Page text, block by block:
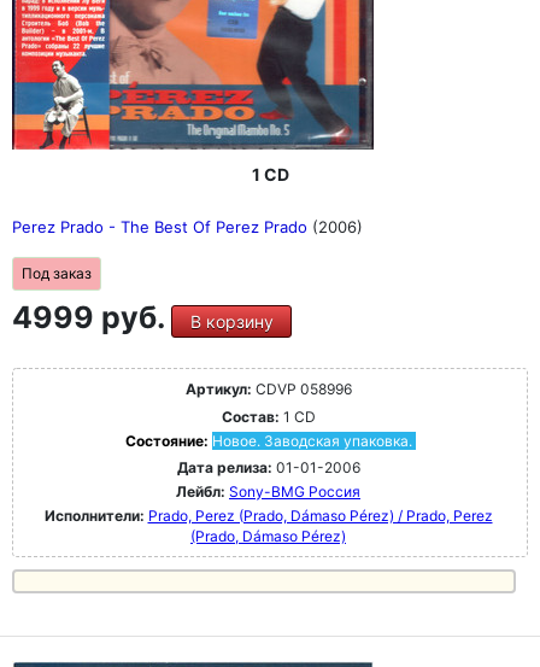
1 CD
Perez Prado - The Best Of Perez Prado (2006)
Под заказ
4999 руб. В корзину
Артикул: CDVP 058996
Состав: 1 CD
Состояние: Новое. Заводская упаковка.
Дата релиза: 01-01-2006
Лейбл: Sony-BMG Россия
Исполнители: Prado, Perez (Prado, Dámaso Pérez) / Prado, Perez
(Prado, Dámaso Pérez)